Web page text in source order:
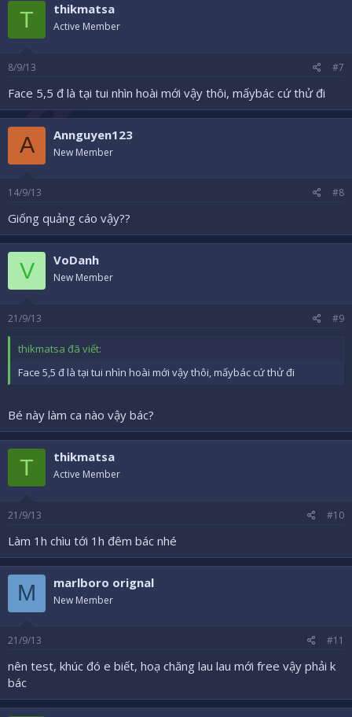
T thikmatsa
Active Member
8/9/13 #7
Face 5,5 đ là tại tui nhìn hoài mới vậy thôi, mấybác cứ thử đi
A Annguyen123
New Member
14/9/13 #8
Giống quảng cáo vậy??
V VoDanh
New Member
21/9/13 #9
thikmatsa đã viết:
Face 5,5 đ là tại tui nhìn hoài mới vậy thôi, mấybác cứ thử đi
Bé này làm ca nào vậy bác?
T thikmatsa
Active Member
21/9/13 #10
Làm 1h chìu tới 1h đêm bác nhé
M marlboro orignal
New Member
21/9/13 #11
nên test, khúc đó e biết, hoạ chăng lau lau mới free vậy phải k
bác